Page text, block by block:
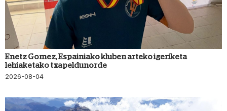
Enetz Gomez, Espainiako kluben arteko igeriketa
lehiaketako txapeldunorde
2026-08-04